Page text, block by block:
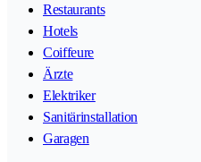
Restaurants
Hotels
Coiffeure
Ärzte
Elektriker
Sanitärinstallation
Garagen